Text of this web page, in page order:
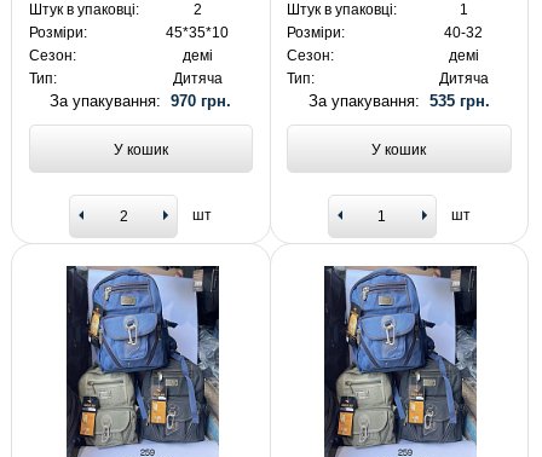
Штук в упаковці:
2
Розміри:
45*35*10
Сезон:
демі
Тип:
Дитяча
За упакування:970 грн.
У кошик
шт
Штук в упаковці:
1
Розміри:
40-32
Сезон:
демі
Тип:
Дитяча
За упакування: 535 грн.
У кошик
шт